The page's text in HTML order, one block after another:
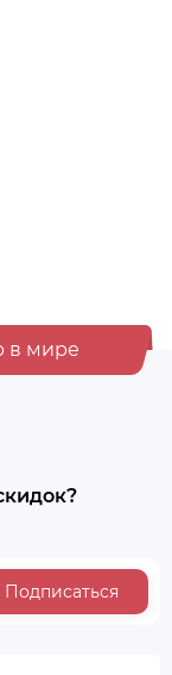
в мире
Подписаться